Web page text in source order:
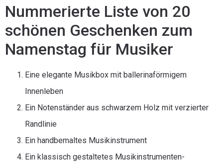
Nummerierte Liste von 20
schönen Geschenken zum
Namenstag für Musiker
Eine elegante Musikbox mit ballerinaförmigem
Innenleben
Ein Notenständer aus schwarzem Holz mit verzierter
Randlinie
Ein handbemaltes Musikinstrument
Ein klassisch gestaltetes Musikinstrumenten-